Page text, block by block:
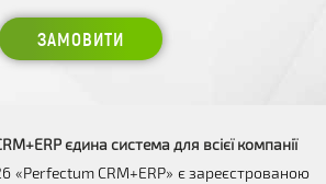
ЗАМОВИТИ
єдина система для всієї компанії
«Perfectum CRM+ERP» є зареєстрованою